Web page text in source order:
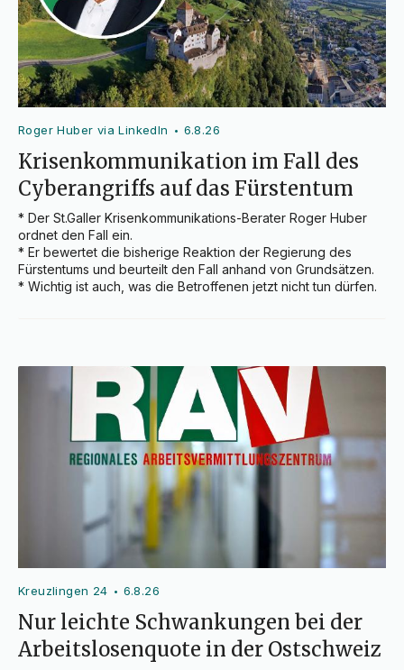
Roger Huber via LinkedIn • 6.8.26
Krisenkommunikation im Fall des
Cyberangriffs auf das Fürstentum
* Der St.Galler Krisenkommunikations-Berater Roger Huber
ordnet den Fall ein.
* Er bewertet die bisherige Reaktion der Regierung des
Fürstentums und beurteilt den Fall anhand von Grundsätzen.
* Wichtig ist auch, was die Betroffenen jetzt nicht tun dürfen.
Kreuzlingen 24 • 6.8.26
Nur leichte Schwankungen bei der
Arbeitslosenquote in der Ostschweiz